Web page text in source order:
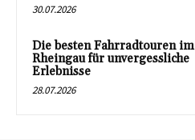
30.07.2026
Die besten Fahrradtouren im
Rheingau für unvergessliche
Erlebnisse
28.07.2026